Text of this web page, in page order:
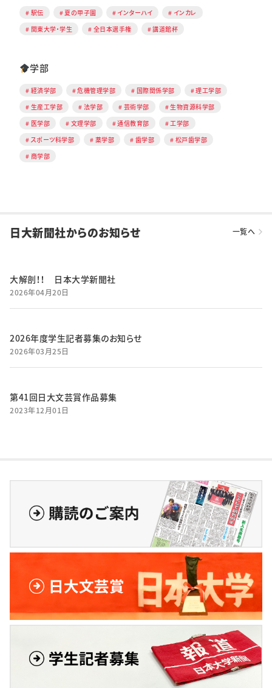
駅伝 夏の甲子園 インターハイ
インカレ
関東大学・学生
全日本選手権 講道館杯
学部
経済学部 危機管理学部 国際関係学部
理工学部
生産工学部
法学部 芸術学部
生物資源科学部
医学部
文理学部 通信教育部
工学部
スポーツ科学部
薬学部 歯学部
松戸歯学部
商学部
日大新聞社からのお知らせ 一覧へ
大解剖！！ 日本大学新聞社
2026年04月20日
2026年度学生記者募集のお知らせ
2026年03月25日
第41回日大文芸賞作品募集
2023年12月01日